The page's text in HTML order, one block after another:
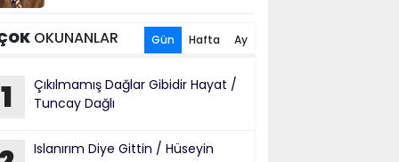
OKUNANLAR Gün Hafta Ay
1
Çıkılmamış Dağlar Gibidir Hayat /
Tuncay Dağlı
Islanırım Diye Gittin / Hüseyin